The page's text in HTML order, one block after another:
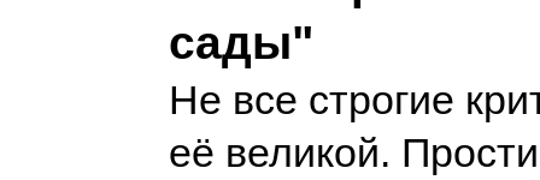
сады"
Не все строгие
её великой.